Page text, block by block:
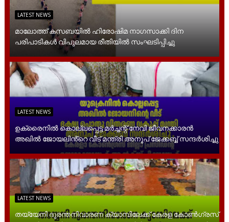
LATEST NEWS
മാലോത്ത് കസബയിൽ ഹിരോഷിമ നാഗസാക്കി ദിന
പരിപാടികൾ വിപുലമായ രീതിയിൽ സംഘടിപ്പിച്ചു
LATEST NEWS
ഉക്രൈനിൽ കൊല്ലപ്പെട്ട മർച്ചന്റ് നേവി ജീവനക്കാരൻ
അഖിൽ ജോയലിൻ്റെ വീട് മന്ത്രി അനൂപ് ജേക്കബ്ബ് സന്ദർശിച്ചു
LATEST NEWS
തയ്യേനി ദുരന്തനിവാരണ ക്യാമ്പിലേക്ക് കേരള കോൺഗ്രസ്